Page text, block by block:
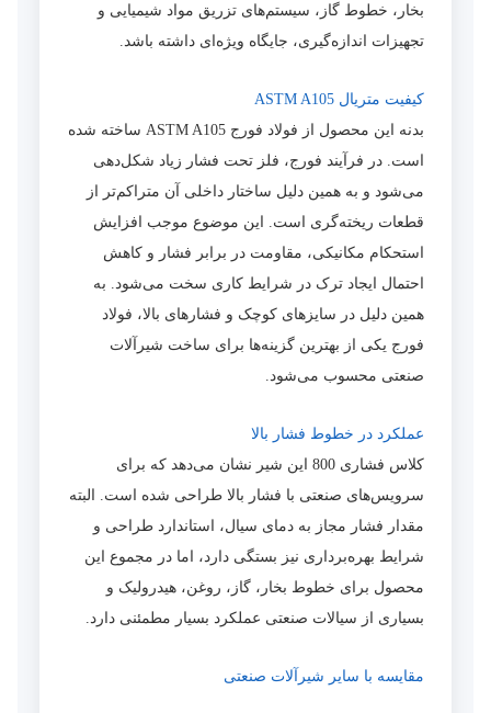
بخار، خطوط گاز، سیستم‌های تزریق مواد شیمیایی و
تجهیزات اندازه‌گیری، جایگاه ویژه‌ای داشته باشد.
کیفیت متریال ASTM A105
بدنه این محصول از فولاد فورج ASTM A105 ساخته شده
است. در فرآیند فورج، فلز تحت فشار زیاد شکل‌دهی
می‌شود و به همین دلیل ساختار داخلی آن متراکم‌تر از
قطعات ریخته‌گری است. این موضوع موجب افزایش
استحکام مکانیکی، مقاومت در برابر فشار و کاهش
احتمال ایجاد ترک در شرایط کاری سخت می‌شود. به
همین دلیل در سایزهای کوچک و فشارهای بالا، فولاد
فورج یکی از بهترین گزینه‌ها برای ساخت شیرآلات
صنعتی محسوب می‌شود.
عملکرد در خطوط فشار بالا
کلاس فشاری 800 این شیر نشان می‌دهد که برای
سرویس‌های صنعتی با فشار بالا طراحی شده است. البته
مقدار فشار مجاز به دمای سیال، استاندارد طراحی و
شرایط بهره‌برداری نیز بستگی دارد، اما در مجموع این
محصول برای خطوط بخار، گاز، روغن، هیدرولیک و
بسیاری از سیالات صنعتی عملکرد بسیار مطمئنی دارد.
مقایسه با سایر شیرآلات صنعتی